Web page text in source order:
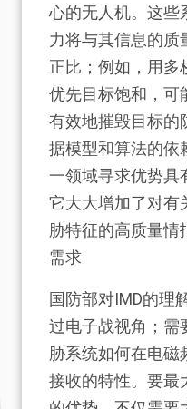
心的无人机。这些
力将与其信息的质
正比；例如，用多
优先目标饱和，可
有效地摧毁目标的
据模型和算法的依
一领域寻求优势具
它大大增加了对有
胁特征的高质量情
需求
国防部对IMD的理
过电子战视角；需
胁系统如何在电磁
接收的特性。要最